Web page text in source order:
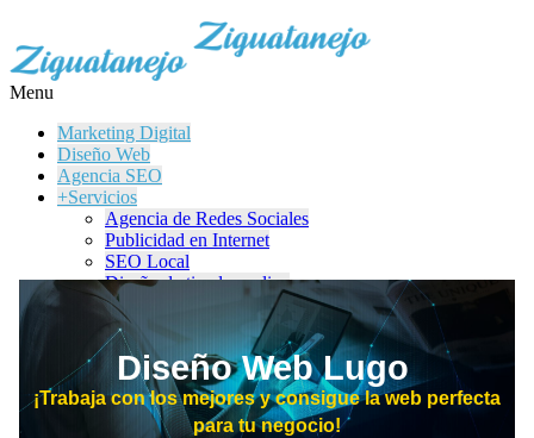
Menu
Marketing Digital
Diseño Web
Agencia SEO
+Servicios
Agencia de Redes Sociales
Publicidad en Internet
SEO Local
Diseño de tiendas online
Tienda en Instagram y Facebook
Publicidad en LinkedIn
Sector del Juego
Kit Digital
Quiénes Somos
Contacto
Diseño Web Lugo
¡Trabaja con los mejores y consigue la web perfecta
para tu negocio!